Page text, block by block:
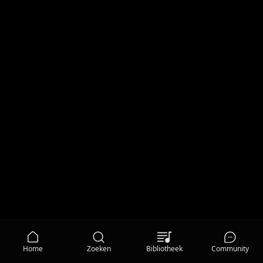
Home Zoeken Bibliotheek Community